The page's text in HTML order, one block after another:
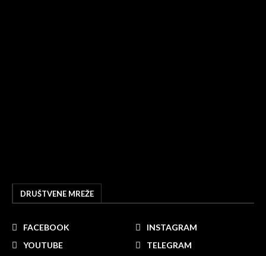
DRUŠTVENE MREŽE
FACEBOOK
INSTAGRAM
YOUTUBE
TELEGRAM